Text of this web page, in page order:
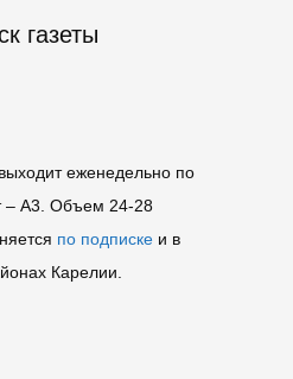
газеты
еженедельно по
– A3. Объем 24-28
по подписке и в
Карелии.